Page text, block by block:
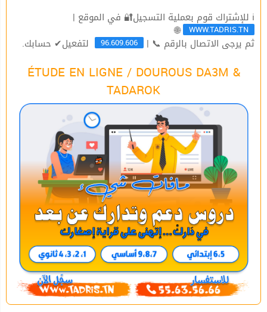
ℹ للإشتراك قوم بعملية التسجيل🔐 في الموقع |
WWW.TADRIS.TN
🌐
ثم يرجى الاتصال بالرقم 📞 | 96.609.606 لتفعيل✔ حسابك.
ÉTUDE EN LIGNE / DOUROUS DA3M &
TADAROK